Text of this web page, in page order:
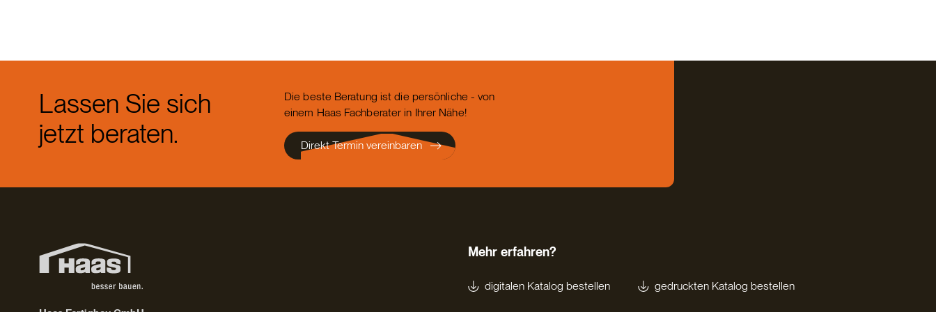
Lassen Sie sich
jetzt beraten.
Die beste Beratung ist die persönliche - von
einem Haas Fachberater in Ihrer Nähe!
Direkt Termin vereinbaren
Mehr erfahren?
digitalen Katalog bestellen gedruckten Katalog bestellen